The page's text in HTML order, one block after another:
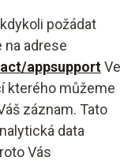
požádat
adrese
appsupportVe
kterého můžeme
záznam. Tato
data
Vás